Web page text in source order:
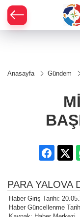
Anasayfa Gündem
PARA YALOVA
Haber Giriş Tarihi:
Haber Güncellenme